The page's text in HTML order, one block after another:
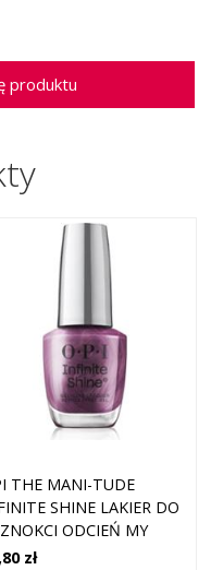
produktu
THE MANI-TUDE
SHINE LAKIER DO
ODCIEŃ MY
JANES 15 ML
zł